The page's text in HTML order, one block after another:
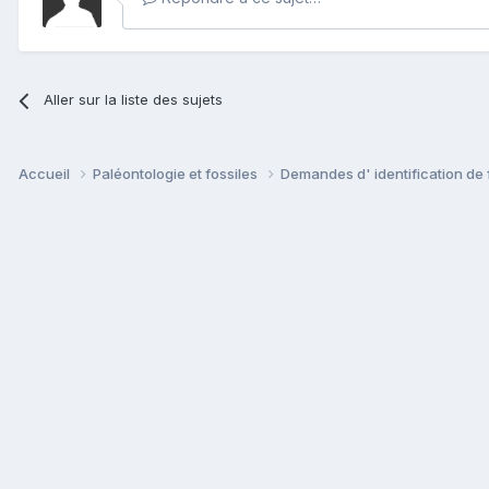
Aller sur la liste des sujets
Accueil Paléontologie et fossiles Demandes d' identification de